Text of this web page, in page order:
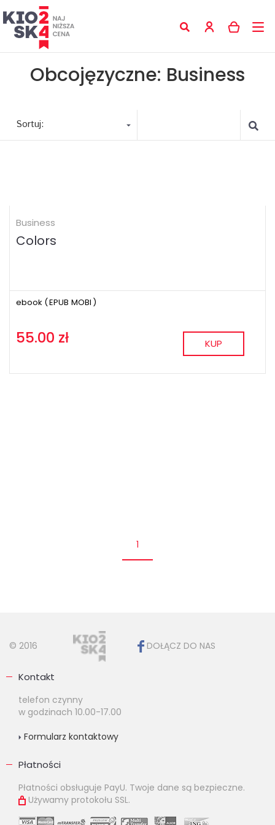
Obcojęzyczne: Business
Sortuj:
Business
Colors
ebook (EPUB MOBI )
55.00 zł KUP
1
© 2016 DOŁĄCZ DO NAS
Kontakt
telefon czynny
w godzinach 10.00-17.00
Formularz kontaktowy
Płatności
Płatności obsługuje PayU. Twoje dane są bezpieczne.
Używamy protokołu SSL.